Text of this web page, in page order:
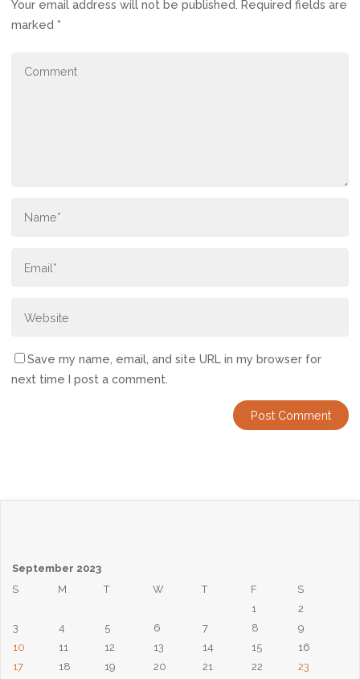
Your email address will not be published. Required fields are
marked *
Save my name, email, and site URL in my browser for
next time I post a comment.
September 2023
S
M T W T F
S
1
2
3
4 5 6 7 8
9
10
11 12 13 14 15
16
17
18 19 20 21 22
23